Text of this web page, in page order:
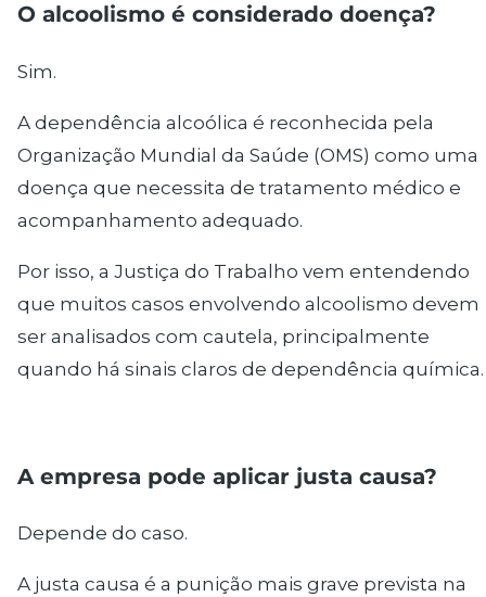
O alcoolismo é considerado doença?
Sim.
A dependência alcoólica é reconhecida pela
Organização Mundial da Saúde (OMS) como uma
doença que necessita de tratamento médico e
acompanhamento adequado.
Por isso, a Justiça do Trabalho vem entendendo
que muitos casos envolvendo alcoolismo devem
ser analisados com cautela, principalmente
quando há sinais claros de dependência química.
A empresa pode aplicar justa causa?
Depende do caso.
A justa causa é a punição mais grave prevista na